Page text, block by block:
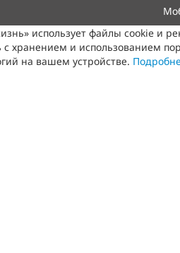
использует файлы cookie и
с хранением и использованием
на вашем устройстве.